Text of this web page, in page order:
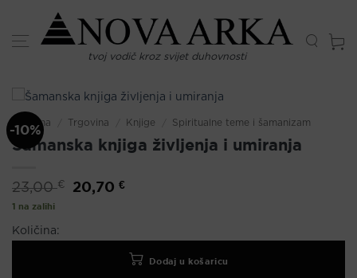
content
tvoj vodič kroz svijet duhovnosti
-10%
Početna Trgovina Knjige Spiritualne teme i šamanizam
Šamanska knjiga življenja i umiranja
23,00€
Izvorna
cijena
20,70€Trenutna
1 na zalihi
Količina:
Dodaj u košaricu